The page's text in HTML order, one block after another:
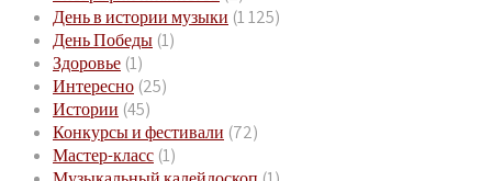
День в истории музыки (1 125)
День Победы (1)
Здоровье (1)
Интересно (25)
Истории (45)
Конкурсы и фестивали (72)
Мастер-класс (1)